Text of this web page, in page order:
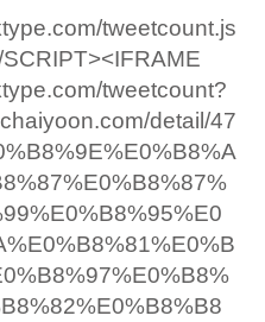
tweetcount.js
tweetcount?
detail/47